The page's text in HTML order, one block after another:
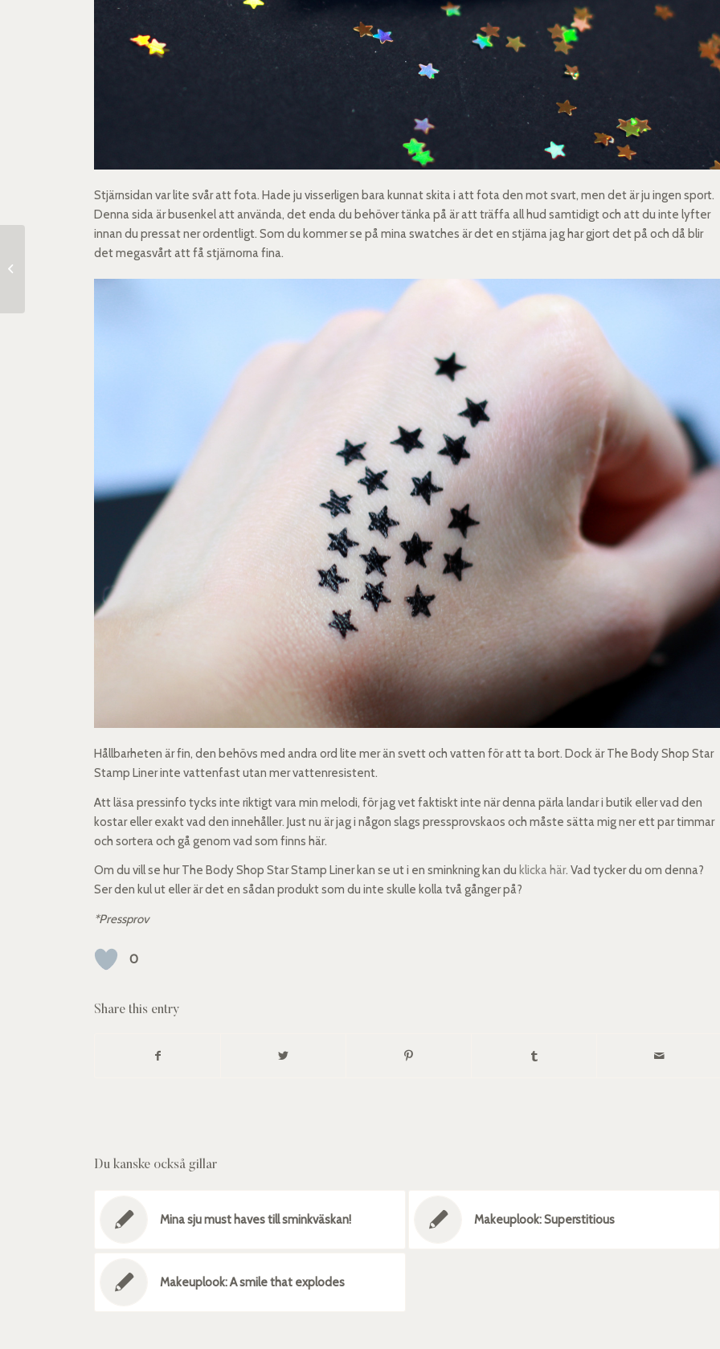
Stjärnsidan var lite svår att fota. Hade ju visserligen bara kunnat skita i att fota den mot svart, men det är ju ingen sport.
Denna sida är busenkel att använda, det enda du behöver tänka på är att träffa all hud samtidigt och att du inte lyfter
innan du pressat ner ordentligt. Som du kommer se på mina swatches är det en stjärna jag har gjort det på och då blir
det megasvårt att få stjärnorna fina.
Hållbarheten är fin, den behövs med andra ord lite mer än svett och vatten för att ta bort. Dock är The Body Shop Star
Stamp Liner inte vattenfast utan mer vattenresistent.
Att läsa pressinfo tycks inte riktigt vara min melodi, för jag vet faktiskt inte när denna pärla landar i butik eller vad den
kostar eller exakt vad den innehåller. Just nu är jag i någon slags pressprovskaos och måste sätta mig ner ett par timmar
och sortera och gå genom vad som finns här.
Om du vill se hur The Body Shop Star Stamp Liner kan se ut i en sminkning kan du klicka här. Vad tycker du om denna?
Ser den kul ut eller är det en sådan produkt som du inte skulle kolla två gånger på?
*Pressprov
0
Share this entry
Du kanske också gillar
Mina sju must haves till sminkväskan! Makeuplook: Superstitious
Makeuplook: A smile that explodes